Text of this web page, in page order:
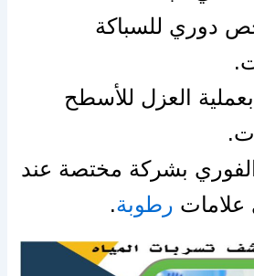
دوري للسباكة
بعملية العزل للأسطح
الفوري بشركة مختصة عند
رطوبة.